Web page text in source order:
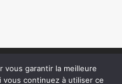
vous garantir la meilleure
continuez à utiliser ce